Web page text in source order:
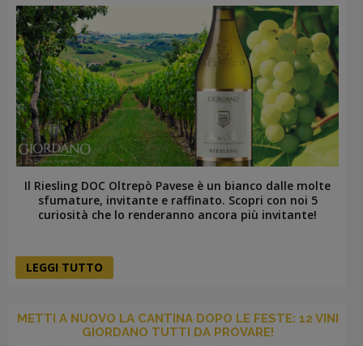
Il Riesling DOC Oltrepò Pavese è un bianco dalle molte
sfumature, invitante e raffinato. Scopri con noi 5
curiosità che lo renderanno ancora più invitante!
LEGGI TUTTO
METTI A NUOVO LA CANTINA DOPO LE FESTE: 12 VINI
GIORDANO TUTTI DA PROVARE!